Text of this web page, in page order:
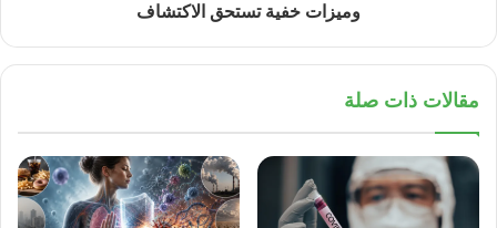
وميزات خفية تستحق الاكتشاف
مقالات ذات صلة